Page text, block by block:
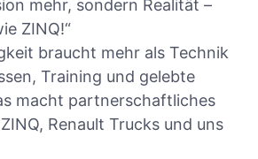
mehr, sondern Realität –
ZINQ!“
braucht mehr als Technik
Training und gelebte
macht partnerschaftliches
Renault Trucks und uns